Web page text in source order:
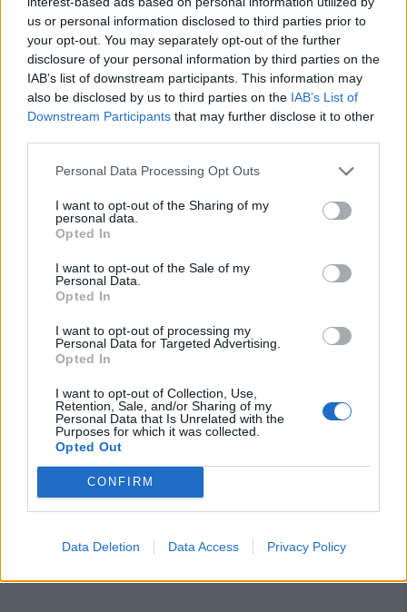
us or personal information disclosed to third parties prior to
your opt-out. You may separately opt-out of the further
disclosure of your personal information by third parties on the
IAB’s list of downstream participants. This information may
also be disclosed by us to third parties on the IAB’s List of
Downstream Participants that may further disclose it to other
Personal Data Processing Opt Outs
I want to opt-out of the Sharing of my
personal data.
Opted In
I want to opt-out of the Sale of my
Personal Data.
Opted In
I want to opt-out of processing my
Personal Data for Targeted Advertising.
Opted In
I want to opt-out of Collection, Use,
Retention, Sale, and/or Sharing of my
Personal Data that Is Unrelated with the
Purposes for which it was collected.
Opted Out
CONFIRM
Data Deletion Data Access Privacy Policy
15 Ott 2019
Arbitri 12ª giornata: Stefano Selva di
Alghero dirige il big-match Nuorese-
Muravera, Gian Piero Gatta di Sassari per…
9 Nov 2018
Olbia, 8 reti nella prima uscita, doppietta di
arrivare a 20 gol»
L'Arzachena vince e spera, pari nel derby
24 Mar 2014